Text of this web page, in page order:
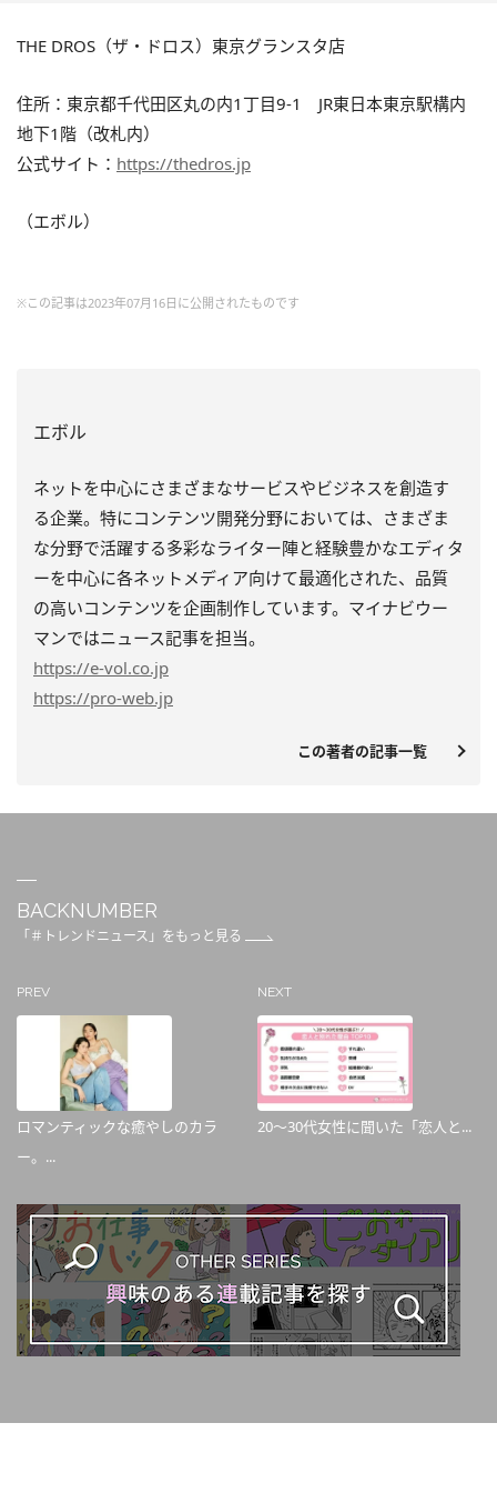
THE DROS（ザ・ドロス）東京グランスタ店
住所：東京都千代田区丸の内1丁目9-1 JR東日本東京駅構内
地下1階（改札内）
公式サイト： https://thedros.jp
（エボル）
※この記事は2023年07月16日に公開されたものです
エボル
ネットを中心にさまざまなサービスやビジネスを創造す
る企業。特にコンテンツ開発分野においては、さまざま
な分野で活躍する多彩なライター陣と経験豊かなエディタ
ーを中心に各ネットメディア向けて最適化された、品質
の高いコンテンツを企画制作しています。マイナビウー
マンではニュース記事を担当。
https://e-vol.co.jp
https://pro-web.jp
この著者の記事一覧
BACKNUMBER
「＃トレンドニュース」をもっと見る
PREV
ロマンティックな癒やしのカラ
ー。...
NEXT
20～30代女性に聞いた「恋人と...